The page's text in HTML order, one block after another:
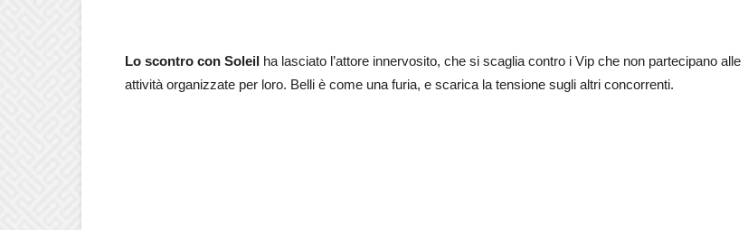
Lo scontro con Soleil ha lasciato l’attore innervosito, che si scaglia contro i Vip che non partecipano alle
attività organizzate per loro. Belli è come una furia, e scarica la tensione sugli altri concorrenti.